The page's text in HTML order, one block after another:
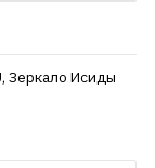
Зеркало Исиды